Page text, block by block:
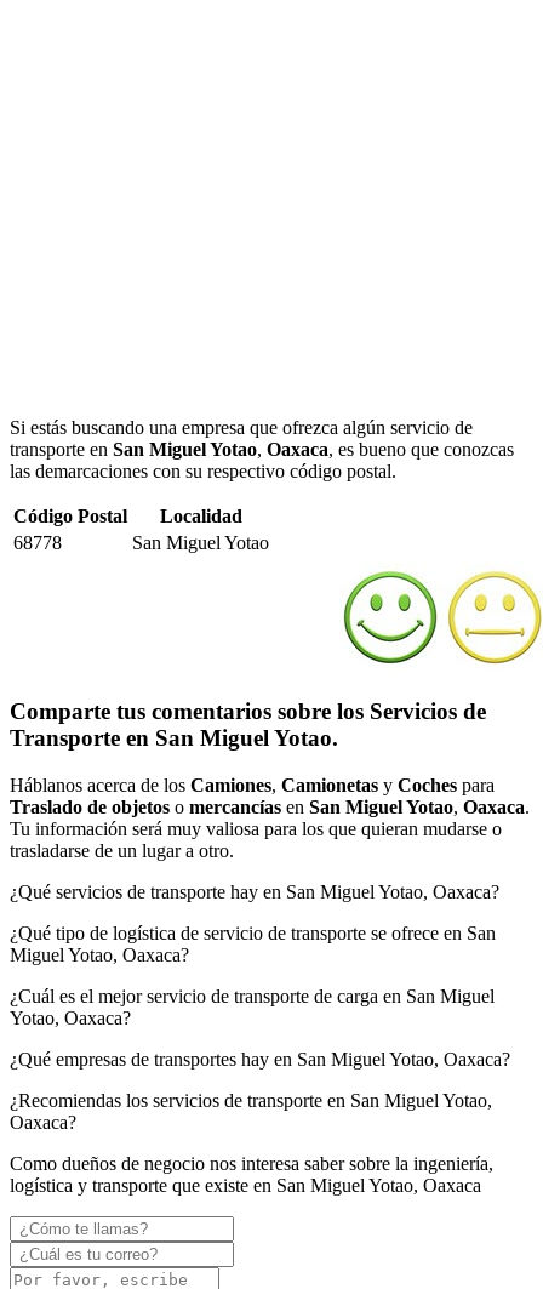
Si estás buscando una empresa que ofrezca algún servicio de
transporte en San Miguel Yotao, Oaxaca, es bueno que conozcas
las demarcaciones con su respectivo código postal.
Código Postal
Localidad
68778
San Miguel Yotao
Comparte tus comentarios sobre los Servicios de
Transporte en San Miguel Yotao.
Háblanos acerca de los Camiones, Camionetas y Coches para
Traslado de objetos o mercancías en San Miguel Yotao, Oaxaca.
Tu información será muy valiosa para los que quieran mudarse o
trasladarse de un lugar a otro.
¿Qué servicios de transporte hay en San Miguel Yotao, Oaxaca?
¿Qué tipo de logística de servicio de transporte se ofrece en San
Miguel Yotao, Oaxaca?
¿Cuál es el mejor servicio de transporte de carga en San Miguel
Yotao, Oaxaca?
¿Qué empresas de transportes hay en San Miguel Yotao, Oaxaca?
¿Recomiendas los servicios de transporte en San Miguel Yotao,
Oaxaca?
Como dueños de negocio nos interesa saber sobre la ingeniería,
logística y transporte que existe en San Miguel Yotao, Oaxaca